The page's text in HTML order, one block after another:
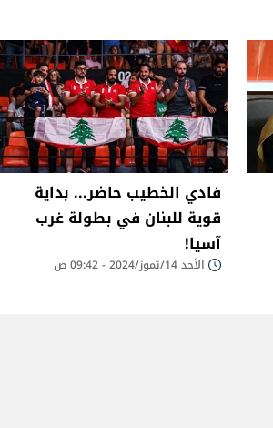
فادي الخطيب حاضر... بداية
قوية للبنان في بطولة غرب
آسيا!
الأحد 14/تموز/2024 - 09:42 ص